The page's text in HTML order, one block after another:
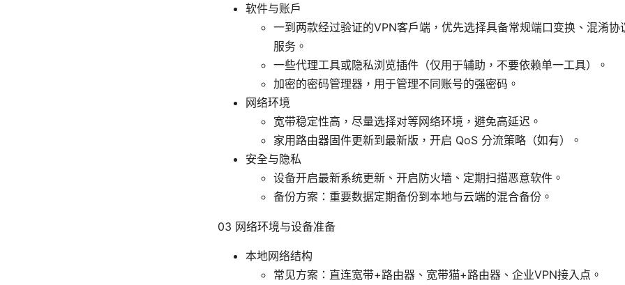
软件与账户
一到两款经过验证的VPN客户端，优先选择具备常规端口变换、混淆
服务。
一些代理工具或隐私浏览插件（仅用于辅助，不要依赖单一工具）。
加密的密码管理器，用于管理不同账号的强密码。
网络环境
宽带稳定性高，尽量选择对等网络环境，避免高延迟。
家用路由器固件更新到最新版，开启 QoS 分流策略（如有）。
安全与隐私
设备开启最新系统更新、开启防火墙、定期扫描恶意软件。
备份方案：重要数据定期备份到本地与云端的混合备份。
03 网络环境与设备准备
本地网络结构
常见方案：直连宽带+路由器、宽带猫+路由器、企业VPN接入点。